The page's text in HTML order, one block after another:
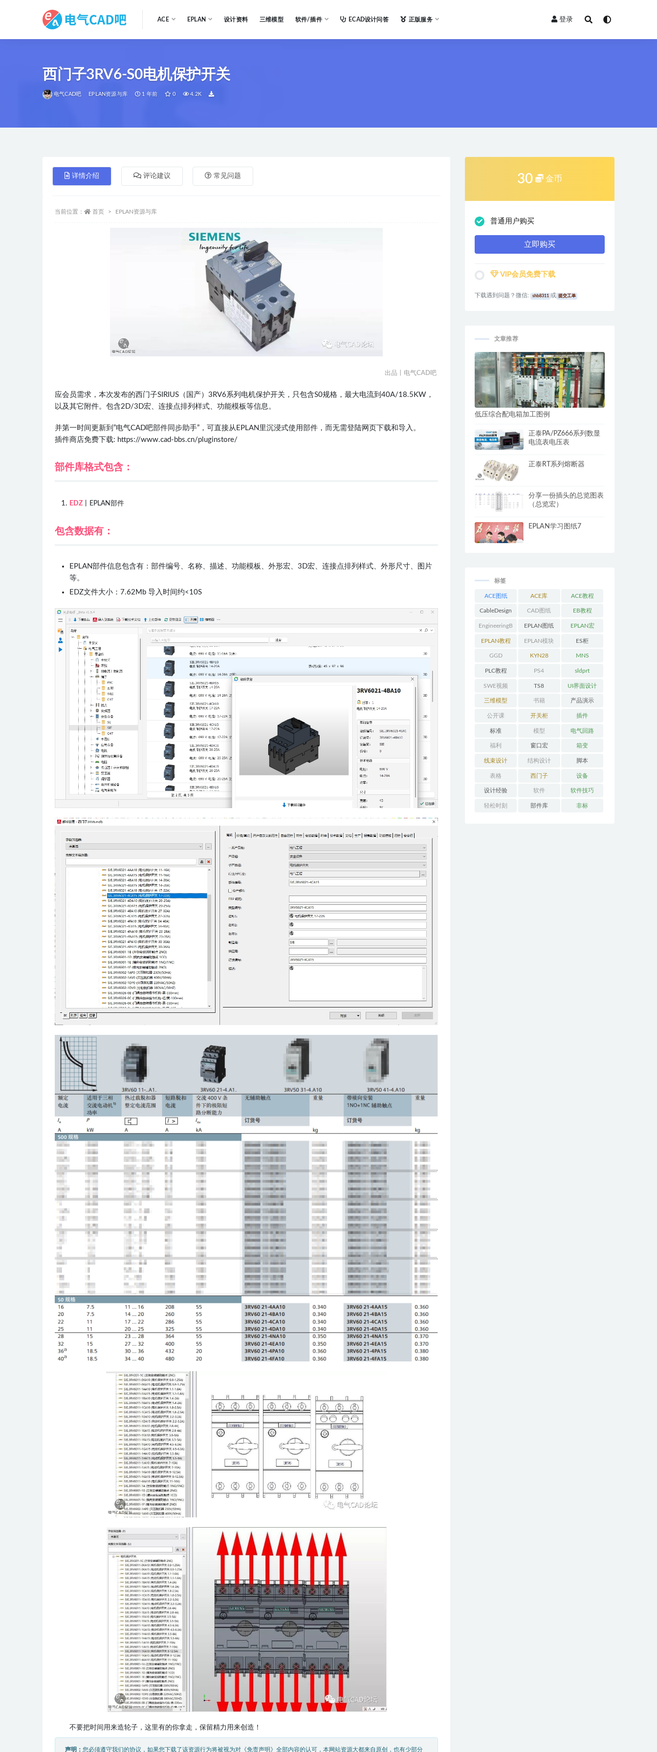
ACE EPLAN 设计资料 三维模型 软件/插件 ECAD设计问答 正版服务 登录
西门子3RV6-S0电机保护开关
电气CAD吧 EPLAN资源与库 1 年前 0 4.2K
详情介绍 评论建议 常见问题
当前位置： 首页 EPLAN资源与库
出品丨电气CAD吧
应会员需求，本次发布的西门子SIRIUS（国产）3RV6系列电机保护开关，只包含S0规格，最大电流到40A/18.5KW，
以及其它附件。包含2D/3D宏、连接点排列样式、功能模板等信息。
并第一时间更新到”电气CAD吧部件同步助手”，可直接从EPLAN里沉浸式使用部件，而无需登陆网页下载和导入。
插件商店免费下载: https://www.cad-bbs.cn/pluginstore/
部件库格式包含：
EDZ 丨EPLAN部件
包含数据有：
EPLAN部件信息包含有：部件编号、名称、描述、功能模板、外形宏、3D宏、连接点排列样式、外形尺寸、图片
等。
EDZ文件大小：7.62Mb 导入时间约<10S
不要把时间用来造轮子，这里有的你拿走，保留精力用来创造！
声明： 您必须遵守我们的协议，如果您下载了该资源行为将被视为对《免责声明》全部内容的认可，本网站资源大都来自原创，也有少部分
30 金币
普通用户购买
立即购买
VIP会员免费下载
下载遇到问题？微信: shb8311 或 提交工单
文章推荐
低压综合配电箱加工图例
正泰PA/PZ666系列数显
电流表电压表
正泰RT系列熔断器
分享一份插头的总览图表
（总览宏）
EPLAN学习图纸7
标签
ACE图纸 ACE库 ACE教程
CableDesign CAD图纸 EB教程
EngineeringB
ase教程
EPLAN图纸 EPLAN宏
EPLAN教程 EPLAN模块 ES柜
GGD KYN28 MNS
PLC教程 PS4 sldprt
SWE视频 TS8 UI界面设计
三维模型 书籍 产品演示
公开课 开关柜 插件
标准 模型 电气回路
福利 窗口宏 箱变
线束设计 结构设计 脚本
表格 西门子 设备
设计经验 软件 软件技巧
轻松时刻 部件库 非标